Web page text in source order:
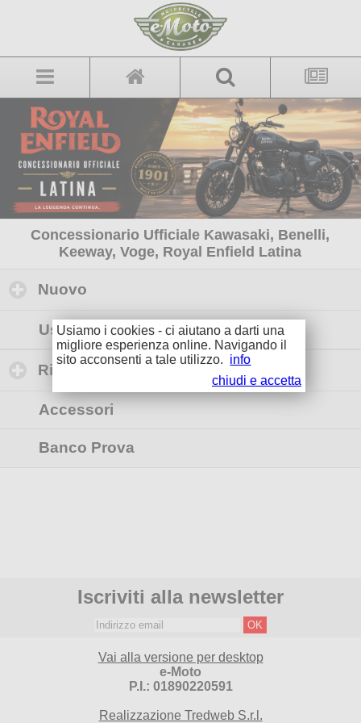
Concessionario Ufficiale Kawasaki, Benelli,
Keeway, Voge, Royal Enfield Latina
Nuovo
Usato
Rimappature Centralineclick to expand
Accessori
Banco Prova
Iscriviti alla newsletter
Vai alla versione per desktop
e-Moto
P.I.: 01890220591
Realizzazione Tredweb S.r.l.
Usiamo i cookies - ci aiutano a darti una
migliore esperienza online. Navigando il
sito acconsenti a tale utilizzo. info
chiudi e accetta